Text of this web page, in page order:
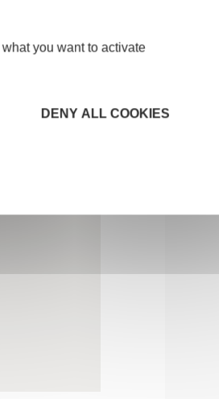
you want to activate
DENY ALL COOKIES